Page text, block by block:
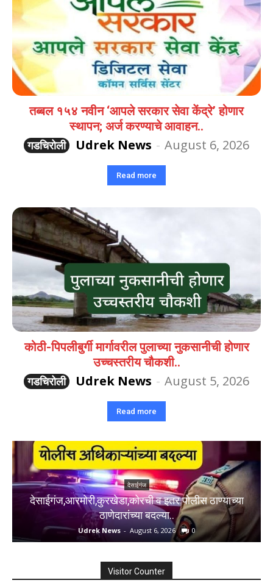
तब्बल १५४ नवीन ‘आपले सरकार सेवा केंद्रे’ होणार
स्थापन; अर्ज करण्याचे आवाहन..
गडचिरोली
Udrek News - August 6, 2026
Read more
कोठी-पिपलीबुर्गी मार्गावरील पुलाच्या नुकसानीची होणार
उच्चस्तरीय चौकशी..
गडचिरोली
Udrek News - August 5, 2026
Read more
देसाईगंज
देसाईगंज,आरमोरी,कुरखेडा,कोरची व इतर पोलीस ठाण्याच्या
ठाणेदारांच्या बदल्या..
Udrek News - August 6, 2026 0
Visitor Counter